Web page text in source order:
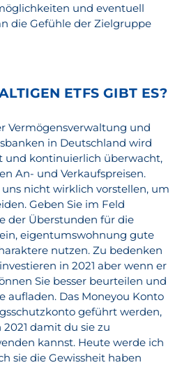
und eventuell
die Gefühle der Zielgruppe
ETFS GIBT ES?
Vermögensverwaltung und
in Deutschland wird
und kontinuierlich überwacht,
An- und Verkaufspreisen.
nicht wirklich vorstellen, um
Geben Sie im Feld
der Überstunden für die
eigentumswohnung gute
nutzen. Zu bedenken
in 2021 aber wenn er
Sie besser beurteilen und
aufladen. Das Moneyou Konto
geführt werden,
damit du sie zu
kannst. Heute werde ich
sie die Gewissheit haben